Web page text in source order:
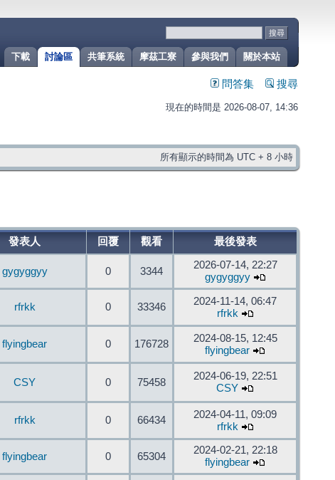
關於本站
參與我們
摩茲工寮
共筆系統
討論區
下載
問答集 搜尋
現在的時間是 2026-08-07, 14:36
所有顯示的時間為 UTC + 8 小時
發表人 回覆 觀看 最後發表
gygyggyy 0 3344
2026-07-14, 22:27
gygyggyy
rfrkk 0 33346
2024-11-14, 06:47
rfrkk
flyingbear 0 176728
2024-08-15, 12:45
flyingbear
CSY 0 75458
2024-06-19, 22:51
CSY
rfrkk 0 66434
2024-04-11, 09:09
rfrkk
flyingbear 0 65304
2024-02-21, 22:18
flyingbear